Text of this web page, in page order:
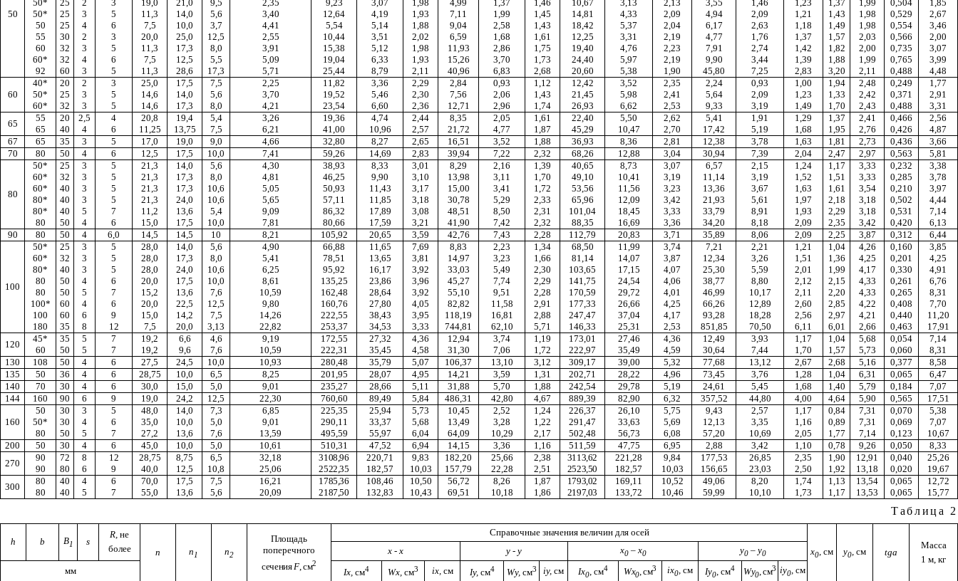
50
50*
50*
50
55
60
60*
92
25
25
25
30
32
32
60
2
3
4
2
3
4
3
3
5
6
3
5
6
5
19,0
11,3
7,5
20,0
11,3
7,5
11,3
21,0
14,0
10,0
25,0
17,3
12,5
28,6
9,5
5,6
3,7
12,5
8,0
5,5
17,3
2,35
3,40
4,41
2,55
3,91
5,09
5,71
9,23
12,64
5,54
10,44
15,38
19,04
25,44
3,07
4,19
5,14
3,51
5,12
6,33
8,79
1,98
1,93
1,88
2,02
1,98
1,93
2,11
4,99
7,11
9,04
6,59
11,93
15,26
40,96
1,37
1,99
2,58
1,68
2,86
3,70
6,83
1,46
1,45
1,43
1,61
1,75
1,73
2,68
10,67
14,81
18,42
12,25
19,40
24,40
20,60
3,13
4,33
5,37
3,31
4,76
5,97
5,38
2,13
2,09
2,04
2,19
2,23
2,19
1,90
3,55
4,94
6,17
4,77
7,91
9,90
45,80
1,46
2,09
2,63
1,76
2,74
3,44
7,25
1,23
1,21
1,18
1,37
1,42
1,39
2,83
1,37
1,43
1,49
1,57
1,82
1,88
3,20
1,99
1,98
1,98
2,03
2,00
1,99
2,11
0,504
0,529
0,554
0,566
0,735
0,765
0,488
1,85
2,67
3,46
2,00
3,07
3,99
4,48
60
40*
50*
60*
20
25
32
2
3
3
3
5
5
25,0
14,6
14,6
17,5
14,0
17,3
7,5
5,6
8,0
2,25
3,70
4,21
11,82
19,52
23,54
3,36
5,46
6,60
2,29
2,30
2,36
2,84
7,56
12,71
0,93
2,06
2,96
1,12
1,43
1,74
12,42
21,45
26,93
3,52
5,98
6,62
2,35
2,41
2,53
2,24
5,64
9,33
0,93
2,09
3,19
1,00
1,23
1,49
1,94
1,33
1,70
2,48
2,42
2,43
0,249
0,371
0,488
1,77
2,91
3,31
65
55
65
20
40
2,5
4
4
6
20,8
11,25
19,4
13,75
5,4
7,5
3,26
6,21
19,36
41,00
4,74
10,96
2,44
2,57
8,35
21,72
2,05
4,77
1,61
1,87
22,40
45,29
5,50
10,47
2,62
2,70
5,41
17,42
1,91
5,19
1,29
1,68
1,37
1,95
2,41
2,76
0,466
0,426
2,56
4,87
67
65 35 3 5 17,0 19,0 9,0 4,66 32,80 8,27 2,65 16,51 3,52 1,88 36,93 8,36 2,81 12,38 3,78 1,63 1,81 2,73 0,436
3,66
70
80 50 4 6 12,5 17,5 10,0 7,41 59,26 14,69 2,83 39,94 7,22 2,32 68,26 12,88 3,04 30,94 7,39 2,04 2,47 2,97 0,563 5,81
80
50*
60*
60*
80*
80*
80
25
32
40
40
40
50
3
3
3
3
5
4
5
5
5
5
7
6
21,3
21,3
21,3
21,3
11,2
15,0
14,0
17,3
17,3
24,0
13,6
17,5
5,6
8,0
10,6
10,6
5,4
10,0
4,30
4,81
5,05
5,65
9,09
7,81
38,93
46,25
50,93
57,11
86,32
80,66
8,33
9,90
11,43
11,85
17,89
17,59
3,01
3,10
3,17
3,18
3,08
3,21
8,29
13,98
15,00
30,78
48,51
41,90
2,16
3,11
3,41
5,29
8,50
7,42
1,39
1,70
1,72
2,33
2,31
2,32
40,65
49,10
53,56
65,96
101,04
88,35
8,73
10,41
11,56
12,09
18,45
16,69
3,07
3,19
3,23
3,42
3,33
3,36
6,57
11,14
13,36
21,93
33,79
34,20
2,15
3,19
3,67
5,61
8,91
8,18
1,24
1,52
1,63
1,97
1,93
2,09
1,17
1,51
1,61
2,18
2,29
2,35
3,33
3,33
3,54
3,18
3,18
3,42
0,232
0,285
0,210
0,502
0,531
0,420
3,38
3,78
3,97
4,44
7,14
6,13
90
80 50 4 6,0 14,5 14,5 10 8,21 105,92 20,65 3,59 42,76 7,43 2,28 112,79 20,83 3,71 35,89 8,06 2,09 2,25 3,87 0,312 6,44
100
50*
60*
80*
80
80
100*
100
180
25
32
40
50
50
60
60
35
3
3
3
4
5
4
6
8
5
5
5
6
7
6
9
12
28,0
28,0
28,0
20,0
15,2
20,0
15,0
7,5
14,0
17,3
24,0
17,5
13,6
22,5
14,2
20,0
5,6
8,0
10,6
10,0
7,6
12,5
7,5
3,13
4,90
5,41
6,25
8,61
10,59
9,80
14,26
22,82
66,88
78,51
95,92
135,25
162,48
160,76
222,55
253,37
11,65
13,65
16,17
23,86
28,64
27,80
38,43
34,53
7,69
3,81
3,92
3,96
3,92
4,05
3,95
3,33
8,83
14,97
33,03
45,27
55,10
82,82
118,19
744,81
2,23
3,23
5,49
7,74
9,51
11,58
16,81
62,10
1,34
1,66
2,30
2,29
2,28
2,91
2,88
5,71
68,50
81,14
103,65
141,75
170,59
177,33
247,47
146,33
11,99
14,07
17,15
24,54
29,72
26,66
37,04
25,31
3,74
3,87
4,07
4,06
4,01
4,25
4,17
2,53
7,21
12,34
25,30
38,77
46,99
66,26
93,28
851,85
2,21
3,26
5,59
8,80
10,17
12,89
18,28
70,50
1,21
1,51
2,01
2,12
2,11
2,60
2,56
6,11
1,04
1,36
1,99
2,15
2,20
2,85
2,97
6,01
4,26
4,25
4,17
4,33
4,33
4,22
4,21
2,66
0,160
0,201
0,330
0,261
0,265
0,408
0,440
0,463
3,85
4,25
4,91
6,76
8,31
7,70
11,20
17,91
120
45*
60
35
50
5
5
7
7
19,2
19,2
6,6
9,6
4,6
7,6
9,19
10,59
172,55
222,31
27,32
35,45
4,36
4,58
12,94
31,30
3,74
7,06
1,19
1,72
173,01
222,97
27,46
35,49
4,36
4,59
12,49
30,64
3,93
7,44
1,17
1,70
1,04
1,57
5,68
5,73
0,054
0,060
7,14
8,31
130
108 50 4 6 27,5 24,5 10,0 10,93 280,48 35,79 5,07 106,37 13,10 3,12 309,17 39,00 5,32 77,68 13,12 2,67 2,68 5,16 0,377
8,58
135
50 36 4 6 28,75 10,0 6,5 8,25 201,95 28,07 4,95 14,21 3,59 1,31 202,71 28,22 4,96 73,45 3,76 1,28 1,04 6,31 0,065
6,47
140
70 30 4 6 30,0 15,0 5,0 9,01 235,27 28,66 5,11 31,88 5,70 1,88 242,54 29,78 5,19 24,61 5,45 1,68 1,40 5,79 0,184
7,07
144
160 90 6 9 19,0 24,2 12,5 22,30 760,60 89,49 5,84 486,31 42,80 4,67 889,39 82,90 6,32 357,52 44,80 4,00 4,64 5,90 0,565 17,51
160
50
50*
80
30
30
50
3
4
5
5
6
7
48,0
35,0
27,2
14,0
10,0
13,6
7,3
5,0
7,6
6,85
9,01
13,59
225,35
290,11
495,59
25,94
33,37
55,97
5,73
5,68
6,04
10,45
13,49
64,09
2,52
3,28
10,29
1,24
1,22
2,17
226,37
291,47
502,48
26,10
33,63
56,73
5,75
5,69
6,08
9,43
12,13
57,20
2,57
3,35
10,69
1,17
1,16
2,05
0,84
0,89
1,77
7,31
7,31
7,14
0,070
0,069
0,123
5,38
7,07
10,67
200
50 30 4 6 45,0 10,0 5,0 10,61 510,31 47,52 6,94 14,15 3,36 1,16 511,59 47,75 6,95 2,88 3,42 1,10 0,78 9,26 0,050
8,33
270
90
90
72
80
8
6
12
9
28,75
40,0
8,75
12,5
6,5
10,8
32,18
25,06
3108,96
2522,35
220,71
182,57
9,83
10,03
182,20
157,79
25,66
22,28
2,38
2,51
3113,62
2523,50
221,28
182,57
9,84
10,03
177,53
156,65
26,85
23,03
2,35
2,50
1,90
1,92
12,91
13,18
0,040
0,020
25,26
19,67
300
80
80
40
40
4
5
6
7
70,0
55,0
17,5
13,6
7,5
5,6
16,21
20,09
1785,36
2187,50
108,46
132,83
10,50
10,43
56,72
69,51
8,26
10,18
1,87
1,86
1793,02
2197,03
169,11
133,72
10,52
10,46
49,06
59,99
8,20
10,10
1,74
1,73
1,13
1,17
13,54
13,53
0,065
0,065
12,72
15,77
Таблица 2
h b B1 s
R не
более
n n1 n2
Площадь
поперечного
сеченияF, см2
Справочные значения величин для осей
x0 см y0 см tga
Масса
1 м, кг
x - x у - у x0– x0 у0– у0
мм Ix, см4 Wx, см3 ix, см Iу,см4 Wу,см3 iу, см Ix0, см4 Wx0,см3 ix0 см Iу0, см4 Wу0,см3 iу0 см